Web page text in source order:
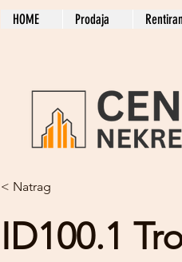
HOME Prodaja
< Natrag
ID100.1